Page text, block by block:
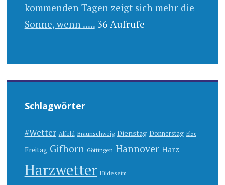
kommenden Tagen zeigt sich mehr die
Sonne, wenn ..... 36 Aufrufe
Schlagwörter
#Wetter Alfeld Braunschweig Dienstag Donnerstag Elze
Freitag Gifhorn Göttingen Hannover Harz
Harzwetter Hildeseim